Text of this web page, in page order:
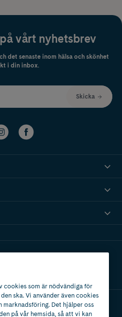
vårt nyhetsbrev
det senaste inom hälsa och skönhet
i din inbox.
Skicka
cookies som är nödvändiga för
ska. Vi använder även cookies
Det hjälper oss
på vår hemsida, så att vi kan